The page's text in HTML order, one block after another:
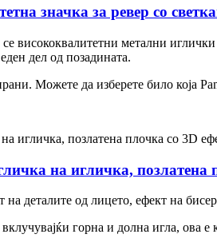
значка за ревер со
висококвалитетни метални
дел од позадината.
Можете да изберете било која
на игличка, позлатена
на деталите од лицето, ефект на
вклучувајќи горна и долна игла,